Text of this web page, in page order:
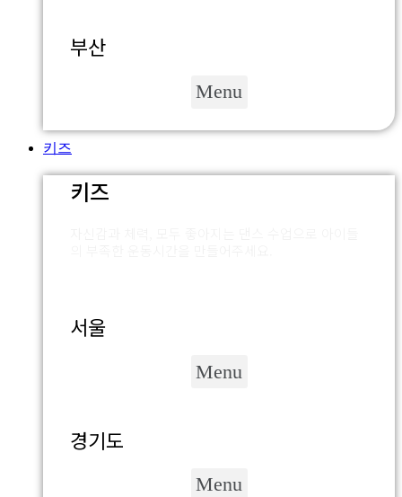
부산
Menu
키즈
키즈
서울
Menu
경기도
Menu